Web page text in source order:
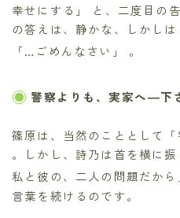
幸せにする」
と、二度目の
の答えは、静かな、しかし
「…ごめんなさい」 。
警察よりも、実家へ―下
篠原は、当然のこととして
。しかし、詩乃は首を横に振
私と彼の、二人の問題だから
言葉を続けるのです。